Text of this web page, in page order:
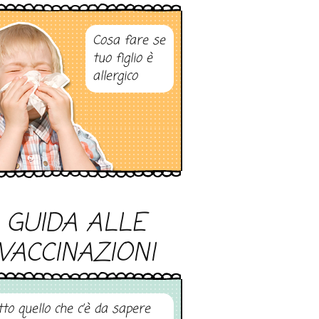
Cosa fare se
tuo figlio è
allergico
GUIDA ALLE
quello che c’è da sapere